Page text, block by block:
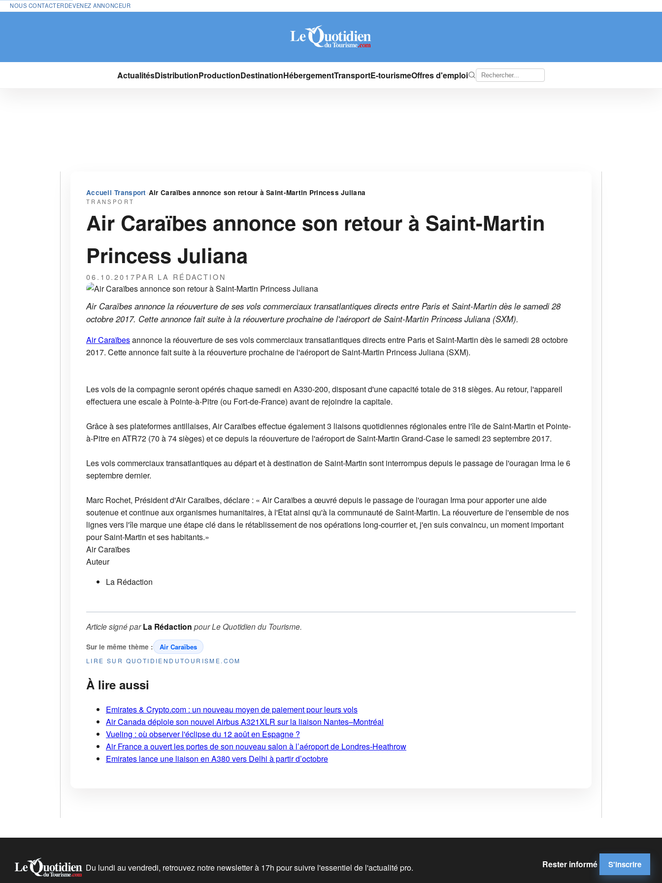
NOUS CONTACTERDEVENEZ ANNONCEUR
ActualitésDistributionProductionDestinationHébergementTransportE-tourismeOffres d'emploi
Accueil›Transport ›Air Caraïbes annonce son retour à Saint-Martin Princess Juliana
TRANSPORT
Air Caraïbes annonce son retour à Saint-Martin
Princess Juliana
06.10.2017PAR LA RÉDACTION
Air Caraïbes annonce la réouverture de ses vols commerciaux transatlantiques directs entre Paris et Saint-Martin dès le samedi 28
octobre 2017. Cette annonce fait suite à la réouverture prochaine de l'aéroport de Saint-Martin Princess Juliana (SXM).
Air Caraïbesannonce la réouverture de ses vols commerciaux transatlantiques directs entre Paris et Saint-Martin dès le samedi 28 octobre
2017. Cette annonce fait suite à la réouverture prochaine de l'aéroport de Saint-Martin Princess Juliana (SXM).
Les vols de la compagnie seront opérés chaque samedi en A330-200, disposant d'une capacité totale de 318 sièges. Au retour, l'appareil
effectuera une escale à Pointe-à-Pitre (ou Fort-de-France) avant de rejoindre la capitale.
Grâce à ses plateformes antillaises, Air Caraïbes effectue également 3 liaisons quotidiennes régionales entre l'île de Saint-Martin et Pointe-
à-Pitre en ATR72 (70 à 74 sièges) et ce depuis la réouverture de l'aéroport de Saint-Martin Grand-Case le samedi 23 septembre 2017.
Les vols commerciaux transatlantiques au départ et à destination de Saint-Martin sont interrompus depuis le passage de l'ouragan Irma le 6
septembre dernier.
Marc Rochet, Président d'Air Caraïbes, déclare : « Air Caraïbes a œuvré depuis le passage de l'ouragan Irma pour apporter une aide
soutenue et continue aux organismes humanitaires, à l'Etat ainsi qu'à la communauté de Saint-Martin. La réouverture de l'ensemble de nos
lignes vers l'île marque une étape clé dans le rétablissement de nos opérations long-courrier et, j'en suis convaincu, un moment important
pour Saint-Martin et ses habitants.»
Air Caraïbes
Auteur
La Rédaction
Article signé parLa Rédaction pourLe Quotidien du Tourisme.
Sur le même thème : Air Caraïbes
LIRE SUR QUOTIDIENDUTOURISME.COM
À lire aussi
Emirates & Crypto.com : un nouveau moyen de paiement pour leurs vols
Air Canada déploie son nouvel Airbus A321XLR sur la liaison Nantes–Montréal
Vueling : où observer l'éclipse du 12 août en Espagne ?
Air France a ouvert les portes de son nouveau salon à l’aéroport de Londres-Heathrow
Emirates lance une liaison en A380 vers Delhi à partir d’octobre
Du lundi au vendredi, retrouvez notre newsletter à 17h pour suivre l'essentiel de l'actualité pro. Rester informé S'inscrire